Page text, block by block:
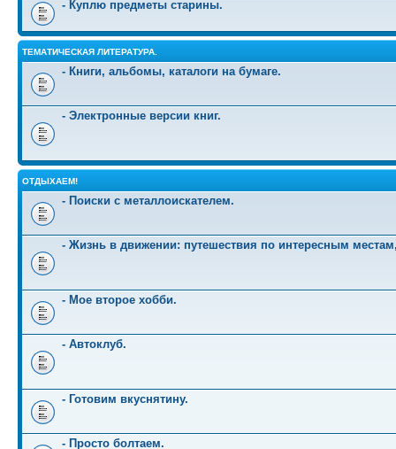
- Куплю предметы старины.
ТЕМАТИЧЕСКАЯ ЛИТЕРАТУРА.
- Книги, альбомы, каталоги на бумаге.
- Электронные версии книг.
ОТДЫХАЕМ!
- Поиски с металлоискателем.
- Жизнь в движении: путешествия по интересным
- Мое второе хобби.
- Автоклуб.
- Готовим вкуснятину.
- Просто болтаем.